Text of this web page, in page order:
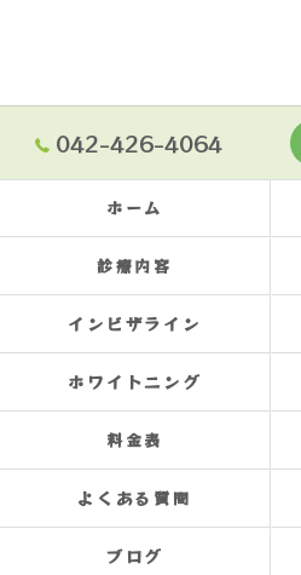
042-426-4064
ホーム
診療内容
インビザライン
ホワイトニング
料金表
よくある質問
ブログ